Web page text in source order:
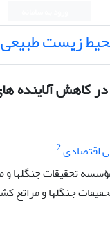
زیست طبیعی
کاهش آلاینده
اقتصادی2
تحقیقات جنگلها و
جنگلها و مراتع